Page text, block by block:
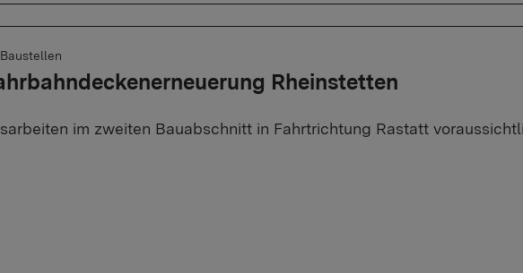
Rheinstetten
Baustellen
im zweiten Bauabschnitt in Fahrtrichtung Rastatt